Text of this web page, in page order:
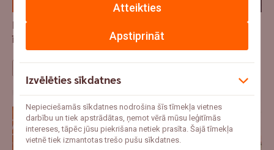
Dārzs kā vēl viena istaba: cik tas maksā un kad ir
īstais laiks sākt?
Apstiprināt
Atteikties
Izvēlēties sīkdatnes
Nepieciešamās sīkdatnes nodrošina šīs tīmekļa vietnes
darbību un tiek apstrādātas, ņemot vērā mūsu leģitīmās
intereses, tāpēc jūsu piekrišana netiek prasīta. Šajā tīmekļa
vietnē tiek izmantotas trešo pušu sīkdatnes.